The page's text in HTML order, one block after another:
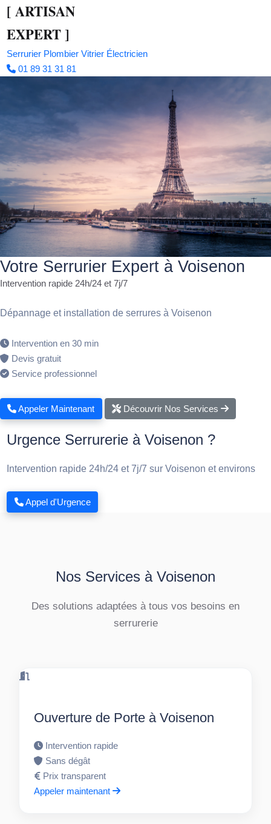
[ ARTISAN
EXPERT]
Serrurier Plombier Vitrier Électricien
01 89 31 31 81
Votre Serrurier Expert à Voisenon
Intervention rapide 24h/24 et 7j/7
Dépannage et installation de serrures à Voisenon
Intervention en 30 min
Devis gratuit
Service professionnel
Appeler Maintenant Découvrir Nos Services
Urgence Serrurerie à Voisenon ?
Intervention rapide 24h/24 et 7j/7 sur Voisenon et environs
Appel d'Urgence
Nos Services à Voisenon
Des solutions adaptées à tous vos besoins en
serrurerie
Ouverture de Porte à Voisenon
Intervention rapide
Sans dégât
Prix transparent
Appeler maintenant